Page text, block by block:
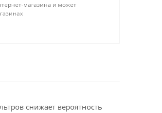
магазина и может
снижает вероятность